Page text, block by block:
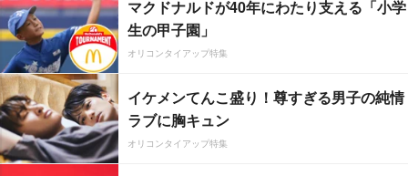
マクドナルドが40年にわたり支える「小学
生の甲子園」
オリコンタイアップ特集
イケメンてんこ盛り！尊すぎる男子の純情
ラブに胸キュン
オリコンタイアップ特集